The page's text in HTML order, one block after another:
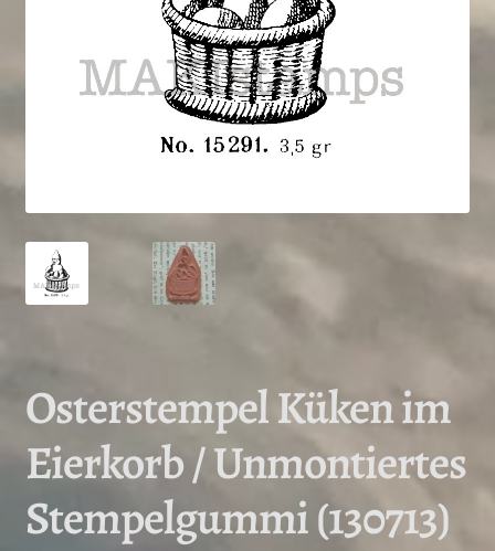
Osterstempel Küken im
Eierkorb / Unmontiertes
Stempelgummi (130713)